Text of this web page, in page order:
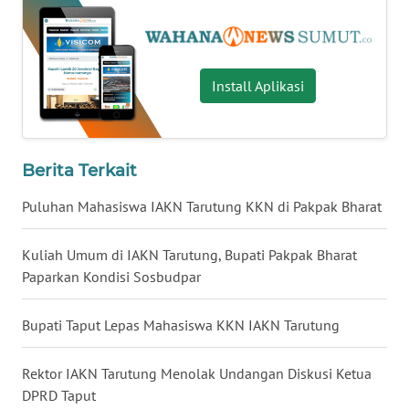
Install Aplikasi
Berita Terkait
Puluhan Mahasiswa IAKN Tarutung KKN di Pakpak Bharat
Kuliah Umum di IAKN Tarutung, Bupati Pakpak Bharat
Paparkan Kondisi Sosbudpar
Bupati Taput Lepas Mahasiswa KKN IAKN Tarutung
Rektor IAKN Tarutung Menolak Undangan Diskusi Ketua
DPRD Taput
WN
LAMPUNG
WN
JATENG
WN
NUSANTARA
WN
JOGJA
WN
JATIM
WN
BALI